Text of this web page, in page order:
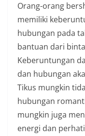
Orang-orang
memiliki
hubungan pada
bantuan dari
Keberuntungan
dan hubungan
Tikus mungkin
hubungan
mungkin juga
energi dan